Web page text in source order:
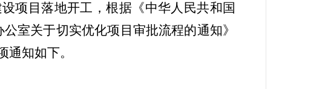
项目落地开工，根据 《中华人民共和国
公室关于切实优化项目审批流程的通知》
通知如下。